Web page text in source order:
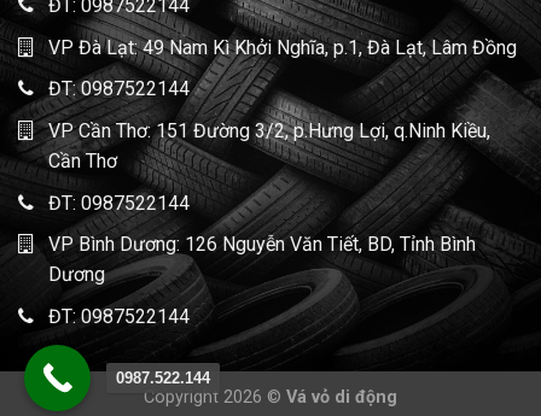
ĐT: 0987522144
VP Đà Lạt: 49 Nam Kì Khởi Nghĩa, p.1, Đà Lạt, Lâm Đồng
ĐT:0987522144
VP Cần Thơ: 151 Đường 3/2, p.Hưng Lợi, q.Ninh Kiều,
Cần Thơ
ĐT: 0987522144
VP Bình Dương: 126 Nguyễn Văn Tiết, BD, Tỉnh Bình
Dương
ĐT: 0987522144
Copyright 2026 © Vá vỏ di động
0987.522.144